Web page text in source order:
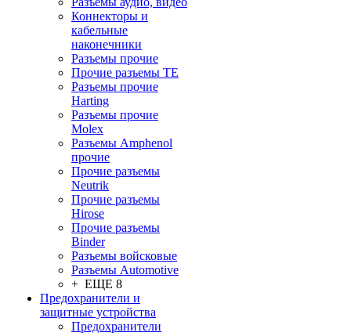
Коннекторы и
кабельные
наконечники
Разъeмы прочие
Прочие разъемы TE
Разъемы прочие
Harting
Разъемы прочие
Molex
Разъемы Amphenol
прочие
Прочие разъемы
Neutrik
Прочие разъемы
Hirose
Прочие разъемы
Binder
Разъемы войсковые
Разъeмы Automotive
+ ЕЩЕ 8
Предохранители и
защитные устройства
Предохранители